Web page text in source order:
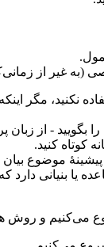
غیر از
نکنید، مگر
بگویید - از
کوتاه کنید.
پیشینۀ موضوع
یا بنیانی
می‌کنیم و روش